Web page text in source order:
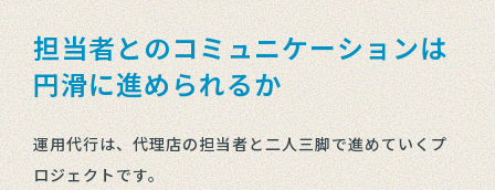
担当者とのコミュニケーションは
円滑に進められるか
運用代行は、代理店の担当者と二人三脚で進めていくプ
ロジェクトです。